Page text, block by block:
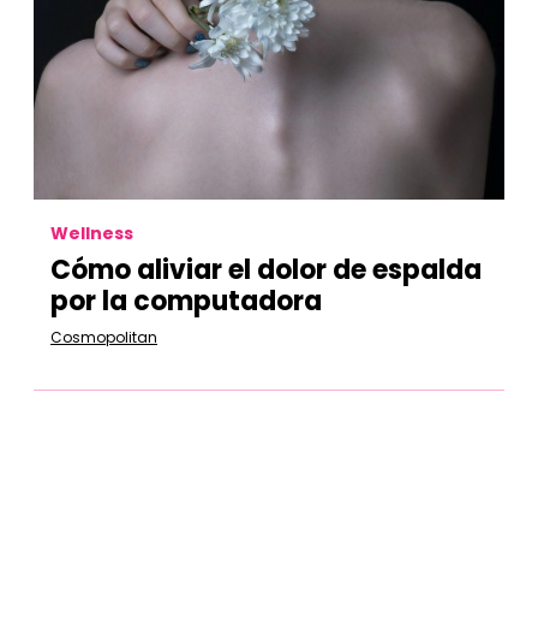
Wellness
Cómo aliviar el dolor de espalda
por la computadora
Cosmopolitan